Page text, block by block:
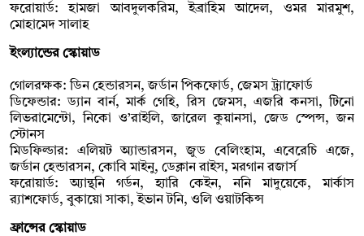
ফরোয়ার্ড: হামজা আবদুলকরিম, ইব্রাহিম আদেল, ওমর মারমুশ,
মোহামেদ সালাহ
ইংল্যান্ডের স্কোয়াড
গোলরক্ষক: ডিন হেন্ডারসন, জর্ডান পিকফোর্ড, জেমস ট্র্যাফোর্ড
ডিফেন্ডার: ড্যান বার্ন, মার্ক গেহি, রিস জেমস, এজরি কনসা, টিনো
লিভরামেন্টো, নিকো ও’রাইলি, জারেল কুয়ানসা, জেড স্পেন্স, জন
স্টোনস
মিডফিল্ডার: এলিয়ট অ্যান্ডারসন, জুড বেলিংহাম, এবেরেচি এজে,
জর্ডান হেন্ডারসন, কোবি মাইনু, ডেক্লান রাইস, মরগান রজার্স
ফরোয়ার্ড: অ্যান্থনি গর্ডন, হ্যারি কেইন, ননি মাদুয়েকে, মার্কাস
র‍্যাশফোর্ড, বুকায়ো সাকা, ইভান টনি, ওলি ওয়াটকিন্স
ফ্রান্সের স্কোয়াড